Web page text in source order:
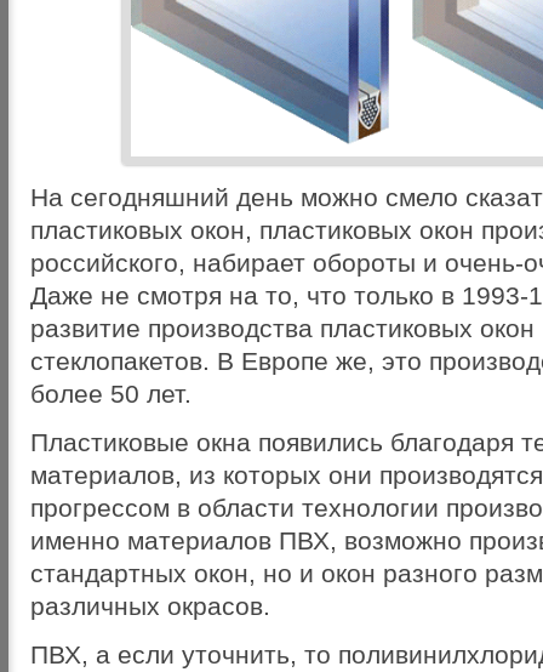
На сегодняшний день можно смело
пластиковых окон, пластиковых окон
российского, набирает обороты и очень-
Даже не смотря на то, что только в 1993-
развитие производства пластиковых
стеклопакетов. В Европе же, это
более 50 лет.
Пластиковые окна появились благодаря
материалов, из которых они
прогрессом в области технологии
именно материалов ПВХ, возможно
стандартных окон, но и окон разного
различных окрасов.
ПВХ, а если уточнить, то